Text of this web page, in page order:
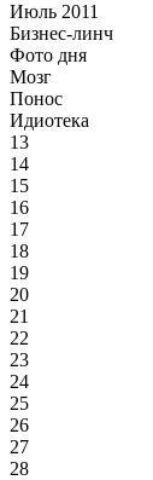
Июль 2011
Бизнес-линч
Фото дня
Мозг
Понос
Идиотека
13
14
15
16
17
18
19
20
21
22
23
24
25
26
27
28